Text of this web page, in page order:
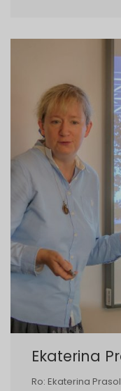
Ekaterina
Ro: Ekaterina